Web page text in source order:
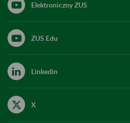
Elektroniczny ZUS
ZUS Edu
Linkedin
X